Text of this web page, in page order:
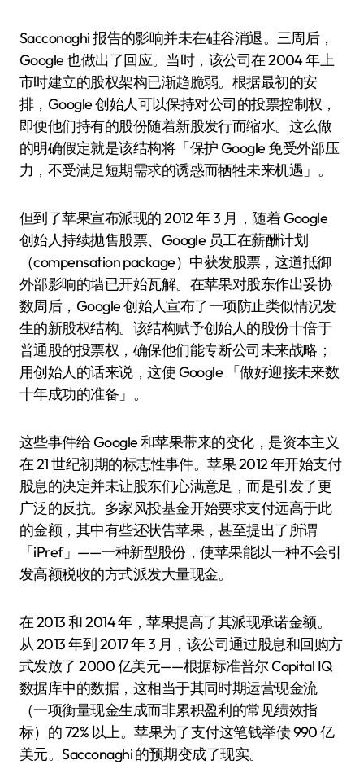
Sacconaghi 报告的影响并未在硅谷消退。三周后，
Google 也做出了回应。当时，该公司在 2004 年上
市时建立的股权架构已渐趋脆弱。根据最初的安
排，Google 创始人可以保持对公司的投票控制权，
即便他们持有的股份随着新股发行而缩水。这么做
的明确假定就是该结构将「保护 Google 免受外部压
力，不受满足短期需求的诱惑而牺牲未来机遇」。
但到了苹果宣布派现的 2012 年 3 月，随着 Google
创始人持续抛售股票、Google 员工在薪酬计划
（compensation package）中获发股票，这道抵御
外部影响的墙已开始瓦解。在苹果对股东作出妥协
数周后，Google 创始人宣布了一项防止类似情况发
生的新股权结构。该结构赋予创始人的股份十倍于
普通股的投票权，确保他们能专断公司未来战略；
用创始人的话来说，这使 Google 「做好迎接未来数
十年成功的准备」。
这些事件给 Google 和苹果带来的变化，是资本主义
在 21 世纪初期的标志性事件。苹果 2012 年开始支付
股息的决定并未让股东们心满意足，而是引发了更
广泛的反抗。多家风投基金开始要求支付远高于此
的金额，其中有些还状告苹果，甚至提出了所谓
「iPref」——一种新型股份，使苹果能以一种不会引
发高额税收的方式派发大量现金。
在 2013 和 2014 年，苹果提高了其派现承诺金额。
从 2013 年到 2017 年 3 月，该公司通过股息和回购方
式发放了 2000 亿美元——根据标准普尔 Capital IQ
数据库中的数据，这相当于其同时期运营现金流
（一项衡量现金生成而非累积盈利的常见绩效指
标）的 72% 以上。苹果为了支付这笔钱举债 990 亿
美元。Sacconaghi 的预期变成了现实。